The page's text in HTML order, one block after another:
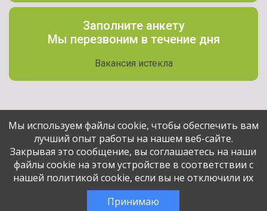
Заполните анкету
Мы перезвоним в течение дня
Вакансия истекла
Поделитесь вакансией с друзьями
Эта вакансия размещена 1 год назад через сервис
Мы используем файлы cookie, чтобы обеспечить вам
лучший опыт работы на нашем веб-сайте.
Закрывая это сообщение, вы соглашаетесь на наши
файлы cookie на этом устройстве в соответствии с
нашей политикой cookie, если вы не отключили их
Принимаю